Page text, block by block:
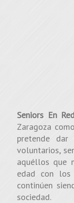
Seniors En
Zaragoza
pretende
voluntarios,
aquéllos que
edad con los
continúen
sociedad.